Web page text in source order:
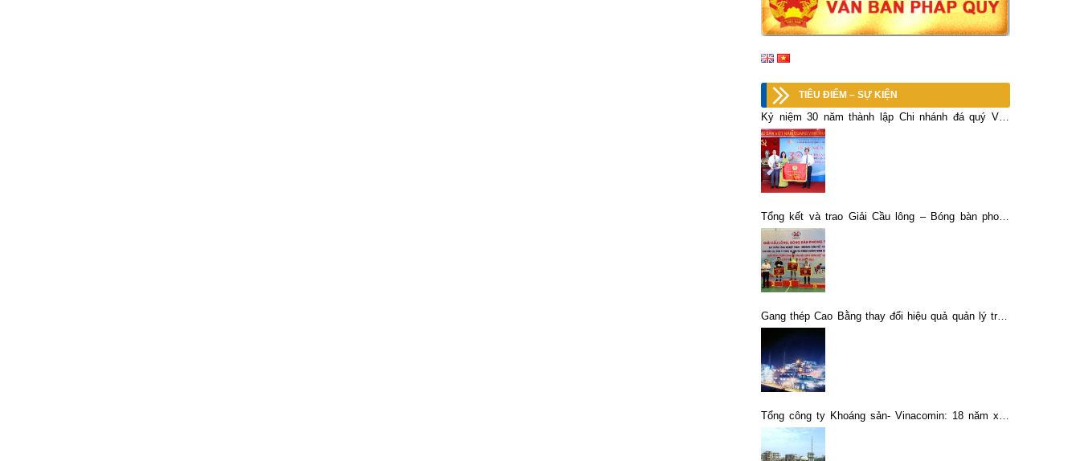
TIÊU ĐIỂM – SỰ KIỆN
Kỷ niệm 30 năm thành lập Chi nhánh đá quý Việt
Nhật – Vimico
Tổng kết và trao Giải Cầu lông – Bóng bàn phong
trào TKV Khu vực các đơn vị vùng Hà Nội và ngoài
Quảng Ninh năm 2026
Gang thép Cao Bằng thay đổi hiệu quả quản lý trực
quan nhờ duy trì 5S
Tổng công ty Khoáng sản- Vinacomin: 18 năm xây
dựng